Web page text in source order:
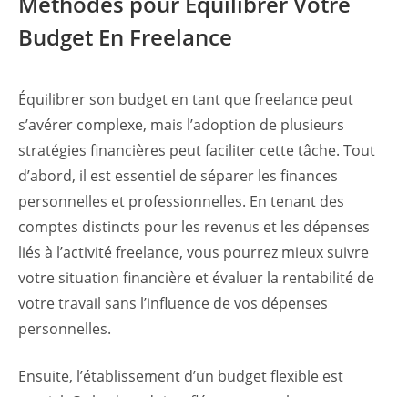
Budget En Freelance
Équilibrer son budget en tant que freelance peut
s’avérer complexe, mais l’adoption de plusieurs
stratégies financières peut faciliter cette tâche. Tout
d’abord, il est essentiel de séparer les finances
personnelles et professionnelles. En tenant des
comptes distincts pour les revenus et les dépenses
liés à l’activité freelance, vous pourrez mieux suivre
votre situation financière et évaluer la rentabilité de
votre travail sans l’influence de vos dépenses
personnelles.
Ensuite, l’établissement d’un budget flexible est